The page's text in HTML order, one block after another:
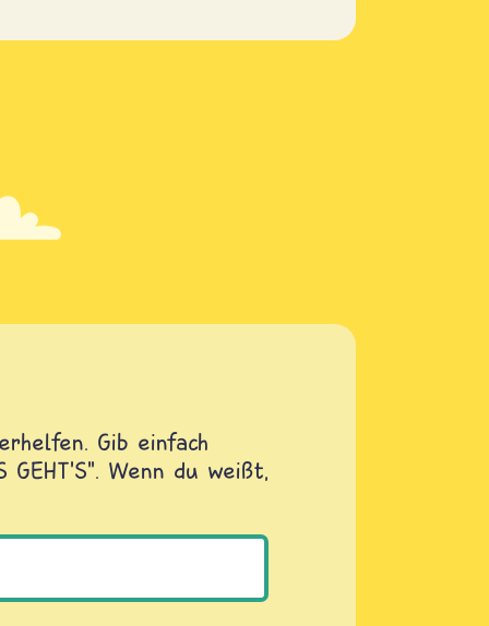
Gib einfach
Wenn du weißt,